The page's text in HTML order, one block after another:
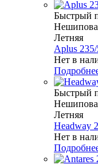
Быстрый
Летняя
Aplus
Нет в
Быстрый
Летняя
Headway
Нет в